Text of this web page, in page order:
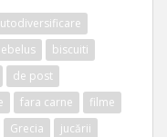
biscuiti
de post
fara carne
filme
Grecia
jucării